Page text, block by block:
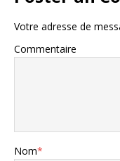
Votre adresse de
Commentaire
Nom*